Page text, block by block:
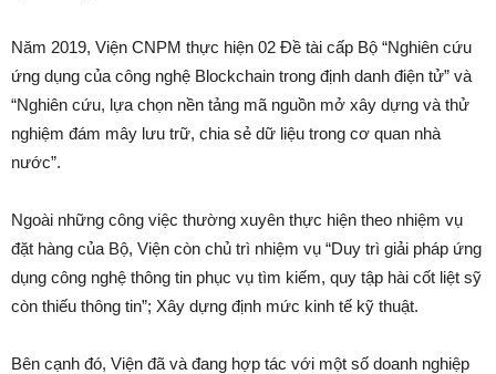
Năm 2019, Viện CNPM thực hiện 02 Đề tài cấp Bộ “Nghiên cứu
ứng dụng của công nghệ Blockchain trong định danh điện tử” và
“Nghiên cứu, lựa chọn nền tảng mã nguồn mở xây dựng và thử
nghiệm đám mây lưu trữ, chia sẻ dữ liệu trong cơ quan nhà
nước”.
Ngoài những công việc thường xuyên thực hiện theo nhiệm vụ
đặt hàng của Bộ, Viện còn chủ trì nhiệm vụ “Duy trì giải pháp ứng
dụng công nghệ thông tin phục vụ tìm kiếm, quy tập hài cốt liệt sỹ
còn thiếu thông tin”; Xây dựng định mức kinh tế kỹ thuật.
Bên cạnh đó, Viện đã và đang hợp tác với một số doanh nghiệp